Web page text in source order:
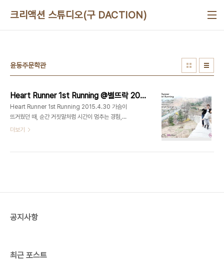
크리액션 스튜디오(구 DACTION)
윤동주문학관
Heart Runner 1st Running @별뜨락 2015.4.30
Heart Runner 1st Running 2015.4.30 가슴이
뜨거웠던 때, 순간 거짓말처럼 시간이 멈추는 경험,
그 순간의 이야기를 나눕니다. 건강한 파티 타임! 대
더보기
공지사항
최근 포스트